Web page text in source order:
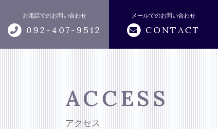
お電話でのお問い合わせ
092-407-9512
メールでのお問い合わせ
CONTACT
トップページ
サポートメニュー
ACCESS
アクセス